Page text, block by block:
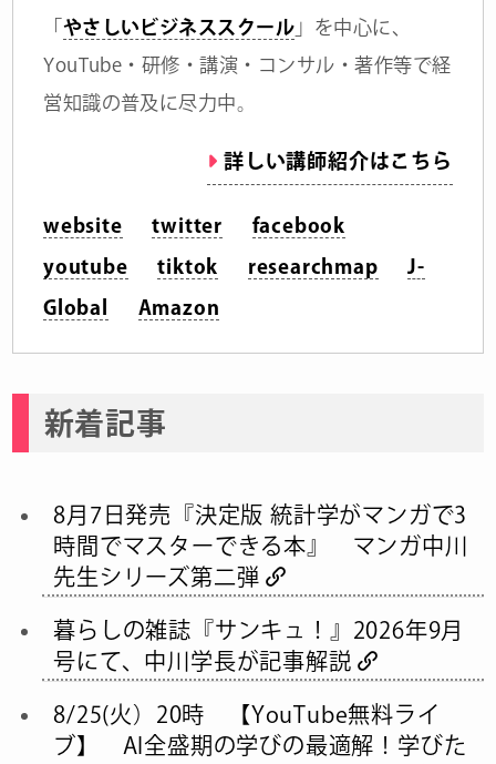
やさしいビジネススクール 」を中心に、
YouTube・研修・講演・コンサル・著作等で経
営知識の普及に尽力中。
詳しい講師紹介はこちら
website twitter facebook
youtube tiktok researchmap J-
Global Amazon
新着記事
8月7日発売『決定版 統計学がマンガで3
時間でマスターできる本』 マンガ中川
先生シリーズ第二弾
暮らしの雑誌『サンキュ！』2026年9月
号にて、中川学長が記事解説
8/25(火）20時 【YouTube無料ライ
ブ】 AI全盛期の学びの最適解！学びた